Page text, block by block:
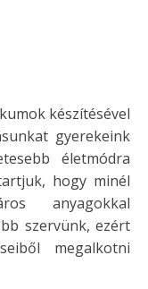
készítésével
gyerekeink
életmódra
hogy minél
anyagokkal
szervünk, ezért
megalkotni